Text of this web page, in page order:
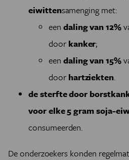
eiwittensamenging met:
een daling van 12%
door kanker;
een daling van 15%
door hartziekten.
de sterfte door
voor elke 5 gram soja-
consumeerden.
De onderzoekers konden